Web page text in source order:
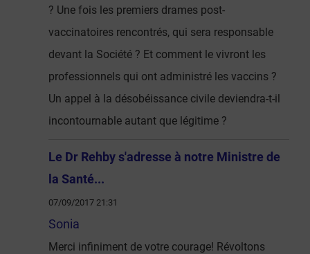
? Une fois les premiers drames post-
vaccinatoires rencontrés, qui sera responsable
devant la Société ? Et comment le vivront les
professionnels qui ont administré les vaccins ?
Un appel à la désobéissance civile deviendra-t-il
incontournable autant que légitime ?
Le Dr Rehby s'adresse à notre Ministre de
la Santé...
07/09/2017 21:31
Sonia
Merci infiniment de votre courage! Révoltons